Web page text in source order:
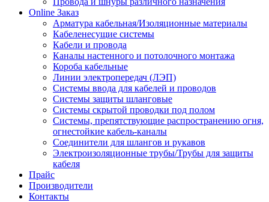
Online Заказ
Арматура кабельная/Изоляционные материалы
Кабеленесущие системы
Кабели и провода
Каналы настенного и потолочного монтажа
Короба кабельные
Линии электропередач (ЛЭП)
Системы ввода для кабелей и проводов
Системы защиты шланговые
Системы скрытой проводки под полом
Системы, препятствующие распространению огня,
огнестойкие кабель-каналы
Соединители для шлангов и рукавов
Электроизоляционные трубы/Трубы для защиты
кабеля
Прайс
Производители
Контакты